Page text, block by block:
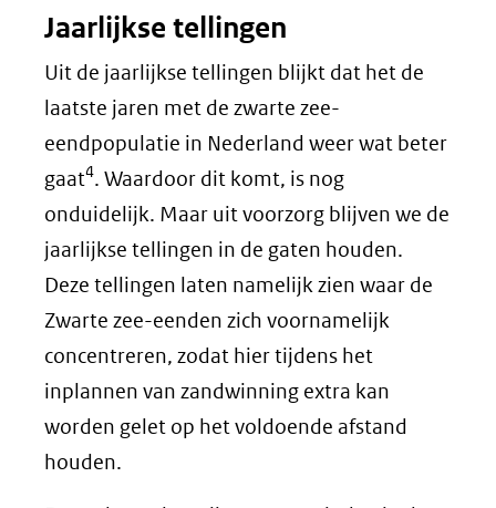
Jaarlijkse tellingen
Uit de jaarlijkse tellingen blijkt dat het de
laatste jaren met de zwarte zee-
eendpopulatie in Nederland weer wat beter
gaat4. Waardoor dit komt, is nog
onduidelijk. Maar uit voorzorg blijven we de
jaarlijkse tellingen in de gaten houden.
Deze tellingen laten namelijk zien waar de
Zwarte zee-eenden zich voornamelijk
concentreren, zodat hier tijdens het
inplannen van zandwinning extra kan
worden gelet op het voldoende afstand
houden.